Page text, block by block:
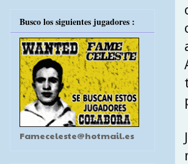
Busco los siguientes jugadores :
Fameceleste@hotmail.es